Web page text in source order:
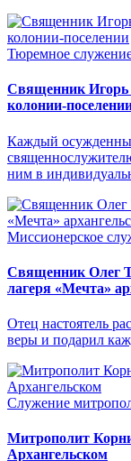
Тюремное
Священник Игорь
колонии-
Каждый
ним в
Миссионерское
Священник Олег
лагеря «Мечта»
Отец настоятель
веры и подарил
Служение
Митрополит
Архангельском